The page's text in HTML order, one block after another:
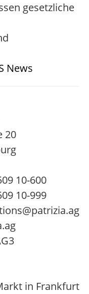
gesetzliche
News
20
10-600
10-999
in Frankfurt